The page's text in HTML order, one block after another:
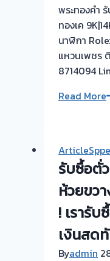
พระทองคำ
ทองเค
นาฬิกา
แหวนเพชร
8714094
Read More
ให้
รับซื้อตั่
ห้วยขว
! เรารับ
เงินสด
Byadmin